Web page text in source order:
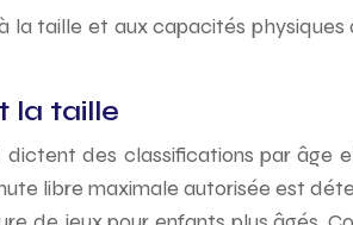
taille et aux capacités
la taille
des classifications par
libre maximale autorisée est